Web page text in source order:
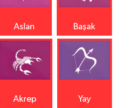
Aslan Başak
Akrep Yay